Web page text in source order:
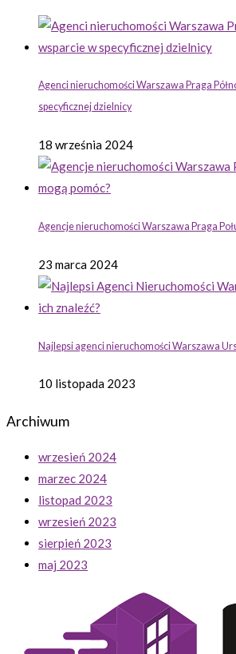
Agenci nieruchomości Warszawa Praga
specyficznej dzielnicy
18 września 2024
Agencje nieruchomości Warszawa Praga
23 marca 2024
Najlepsi agenci nieruchomości Warszawa
10 listopada 2023
Archiwum
wrzesień 2024
marzec 2024
listopad 2023
wrzesień 2023
sierpień 2023
maj 2023